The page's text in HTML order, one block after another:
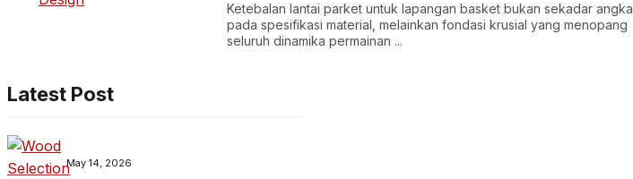
Ketebalan lantai parket untuk lapangan basket bukan sekadar angka
pada spesifikasi material, melainkan fondasi krusial yang menopang
seluruh dinamika permainan ...
Latest Post
May 14, 2026